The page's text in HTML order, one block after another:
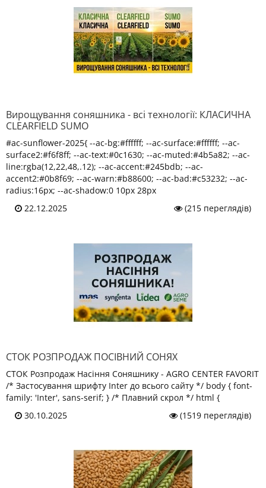
Вирощування соняшника - всі технології: КЛАСИЧНА
CLEARFIELD SUMO
#ac-sunflower-2025{ --ac-bg:#ffffff; --ac-surface:#ffffff; --ac-
surface2:#f6f8ff; --ac-text:#0c1630; --ac-muted:#4b5a82; --ac-
line:rgba(12,22,48,.12); --ac-accent:#245bdb; --ac-
accent2:#0b8f69; --ac-warn:#b88600; --ac-bad:#c53232; --ac-
radius:16px; --ac-shadow:0 10px 28px
22.12.2025
(215 переглядів)
СТОК РОЗПРОДАЖ ПОСІВНИЙ СОНЯХ
СТОК Розпродаж Насіння Соняшнику - AGRO CENTER FAVORIT
/* Застосування шрифту Inter до всього сайту */ body { font-
family: 'Inter', sans-serif; } /* Плавний скрол */ html {
30.10.2025
(1519 переглядів)